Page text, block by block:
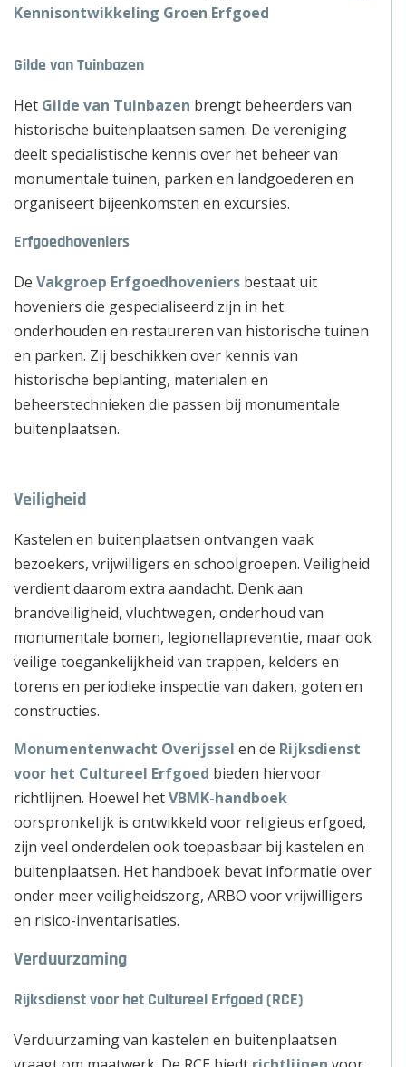
Kennisontwikkeling Groen Erfgoed
Gilde van Tuinbazen
Het Gilde van Tuinbazen brengt beheerders van
historische buitenplaatsen samen. De vereniging
deelt specialistische kennis over het beheer van
monumentale tuinen, parken en landgoederen en
organiseert bijeenkomsten en excursies.
Erfgoedhoveniers
De Vakgroep Erfgoedhoveniers bestaat uit
hoveniers die gespecialiseerd zijn in het
onderhouden en restaureren van historische tuinen
en parken. Zij beschikken over kennis van
historische beplanting, materialen en
beheerstechnieken die passen bij monumentale
buitenplaatsen.
Veiligheid
Kastelen en buitenplaatsen ontvangen vaak
bezoekers, vrijwilligers en schoolgroepen. Veiligheid
verdient daarom extra aandacht. Denk aan
brandveiligheid, vluchtwegen, onderhoud van
monumentale bomen, legionellapreventie, maar ook
veilige toegankelijkheid van trappen, kelders en
torens en periodieke inspectie van daken, goten en
constructies.
Monumentenwacht Overijssel en de Rijksdienst
voor het Cultureel Erfgoed bieden hiervoor
richtlijnen. Hoewel hetVBMK-handboek
oorspronkelijk is ontwikkeld voor religieus erfgoed,
zijn veel onderdelen ook toepasbaar bij kastelen en
buitenplaatsen. Het handboek bevat informatie over
onder meer veiligheidszorg, ARBO voor vrijwilligers
en risico-inventarisaties.
Verduurzaming
Rijksdienst voor het Cultureel Erfgoed (RCE)
Verduurzaming van kastelen en buitenplaatsen